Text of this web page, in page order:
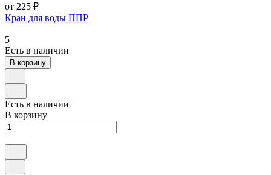
от 225 ₽
Кран для воды ППР
5
Есть в наличии
В корзину
Есть в наличии
В корзину